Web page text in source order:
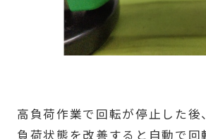
高負荷作業で回転が停止した後
負荷状態を改善すると自動で回